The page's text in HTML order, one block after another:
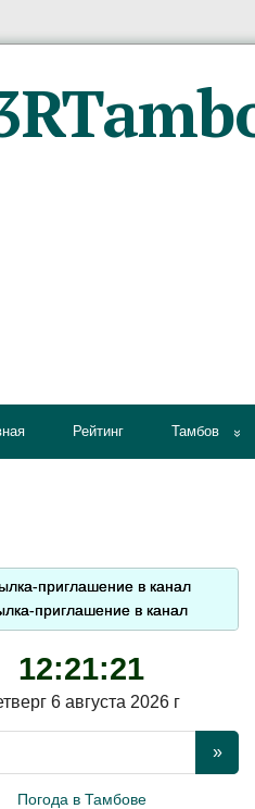
Рейтинг Тамбов
приглашение в канал
12:21:22
6 августа 2026 г
Погода в Тамбове